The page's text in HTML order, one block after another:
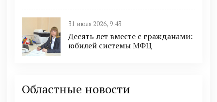
31 июля 2026, 9:43
Десять лет вместе с гражданами:
юбилей системы МФЦ
Областные новости